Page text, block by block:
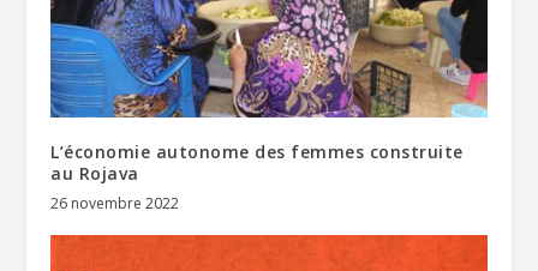
L’économie autonome des femmes construite
au Rojava
26 novembre 2022